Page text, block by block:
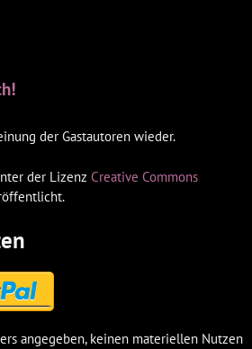
der Gastautoren wieder.
der Lizenz Creative Commons
angegeben, keinen materiellen Nutzen